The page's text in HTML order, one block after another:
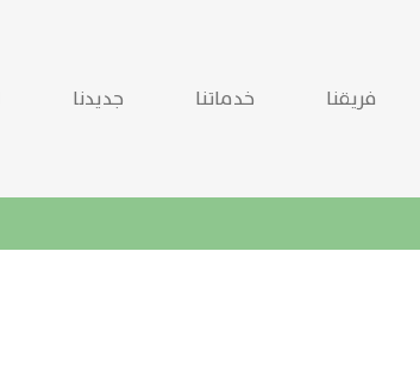
فريقنا خدماتنا جديدنا